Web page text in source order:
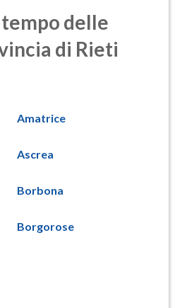
delle
di Rieti
Amatrice
Ascrea
Borbona
Borgorose